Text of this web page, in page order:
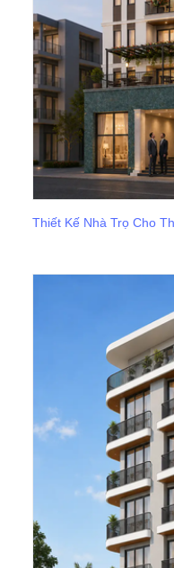
Thiết Kế Nhà Trọ Cho